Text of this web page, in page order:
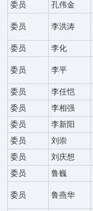
委员
孔伟金
委员 李洪涛
委员
李化
委员 李平
委员
李任恺
委员
李相强
委员
李新阳
委员
刘崇
委员
刘庆想
委员
鲁巍
委员 鲁燕华